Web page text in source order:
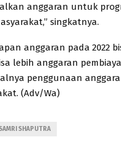
anggaran untuk
singkatnya.
anggaran pada 2022
lebih anggaran
penggunaan
(Adv/Wa)
SHAPUTRA